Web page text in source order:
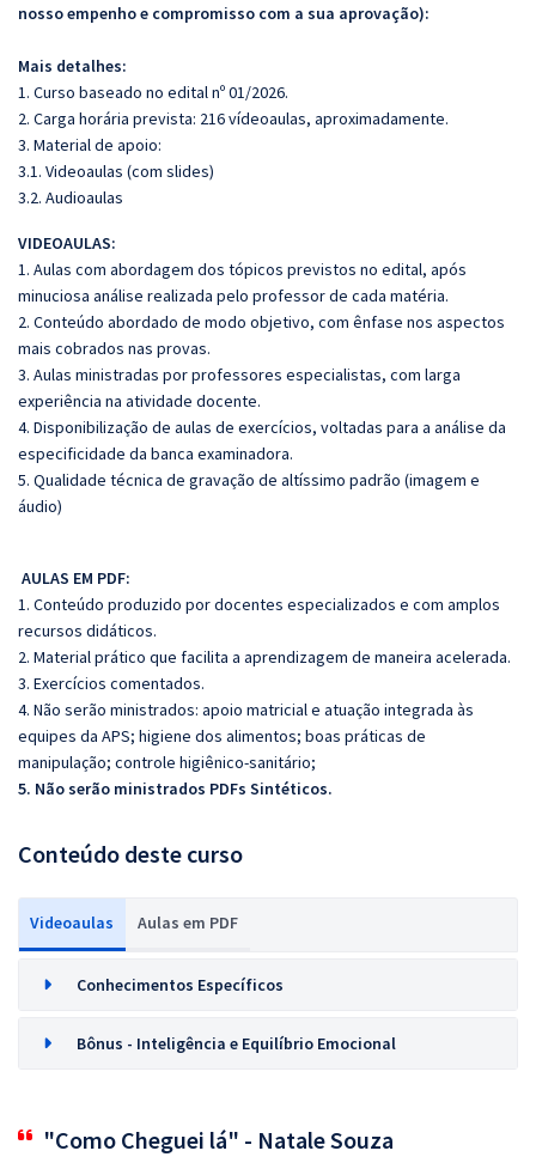
nosso empenho e compromisso com a sua aprovação):
Mais detalhes:
1. Curso baseado no edital nº 01/2026.
2. Carga horária prevista: 216 vídeoaulas, aproximadamente.
3. Material de apoio:
3.1. Videoaulas (com slides)
3.2. Audioaulas
VIDEOAULAS:
1. Aulas com abordagem dos tópicos previstos no edital, após
minuciosa análise realizada pelo professor de cada matéria.
2. Conteúdo abordado de modo objetivo, com ênfase nos aspectos
mais cobrados nas provas.
3. Aulas ministradas por professores especialistas, com larga
experiência na atividade docente.
4. Disponibilização de aulas de exercícios, voltadas para a análise da
especificidade da banca examinadora.
5. Qualidade técnica de gravação de altíssimo padrão (imagem e
áudio)
AULAS EM PDF:
1. Conteúdo produzido por docentes especializados e com amplos
recursos didáticos.
2. Material prático que facilita a aprendizagem de maneira acelerada.
3. Exercícios comentados.
4. Não serão ministrados: apoio matricial e atuação integrada às
equipes da APS; higiene dos alimentos; boas práticas de
manipulação; controle higiênico-sanitário;
5. Não serão ministrados PDFs Sintéticos.
Conteúdo deste curso
Videoaulas Aulas em PDF
Conhecimentos Específicos
Bônus - Inteligência e Equilíbrio Emocional
"Como Cheguei lá" - Natale Souza